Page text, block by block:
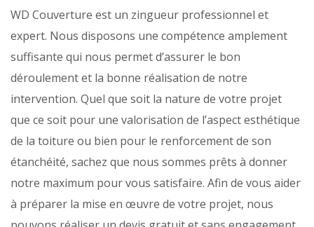
WD Couverture est un zingueur professionnel et
expert. Nous disposons une compétence amplement
suffisante qui nous permet d’assurer le bon
déroulement et la bonne réalisation de notre
intervention. Quel que soit la nature de votre projet
que ce soit pour une valorisation de l’aspect esthétique
de la toiture ou bien pour le renforcement de son
étanchéité, sachez que nous sommes prêts à donner
notre maximum pour vous satisfaire. Afin de vous aider
à préparer la mise en œuvre de votre projet, nous